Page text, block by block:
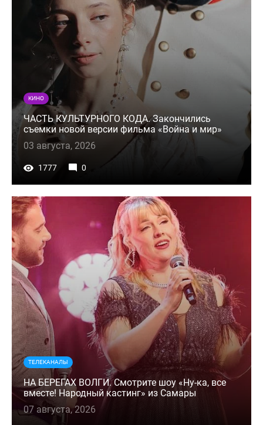
КИНО
ЧАСТЬ КУЛЬТУРНОГО КОДА. Закончились
съемки новой версии фильма «Война и мир»
03 августа, 2026
1777 0
ТЕЛЕКАНАЛЫ
НА БЕРЕГАХ ВОЛГИ. Смотрите шоу «Ну-ка, все
вместе! Народный кастинг» из Самары
07 августа, 2026